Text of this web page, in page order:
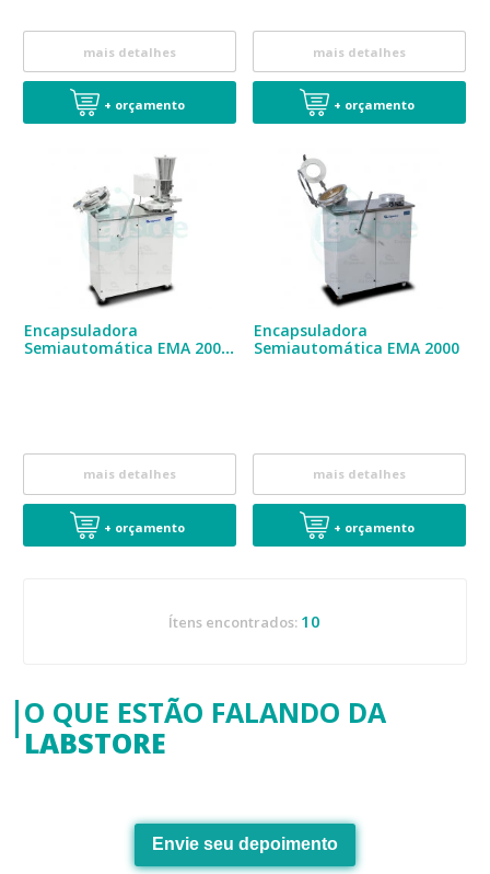
mais detalhes
+ orçamento
mais detalhes
+ orçamento
Encapsuladora
Semiautomática EMA 2000
mais detalhes
+ orçamento
Encapsuladora
Semiautomática EMA 2000
mais detalhes
+ orçamento
Ítens encontrados: 10
O QUE ESTÃO FALANDO DA
LABSTORE
Envie seu depoimento